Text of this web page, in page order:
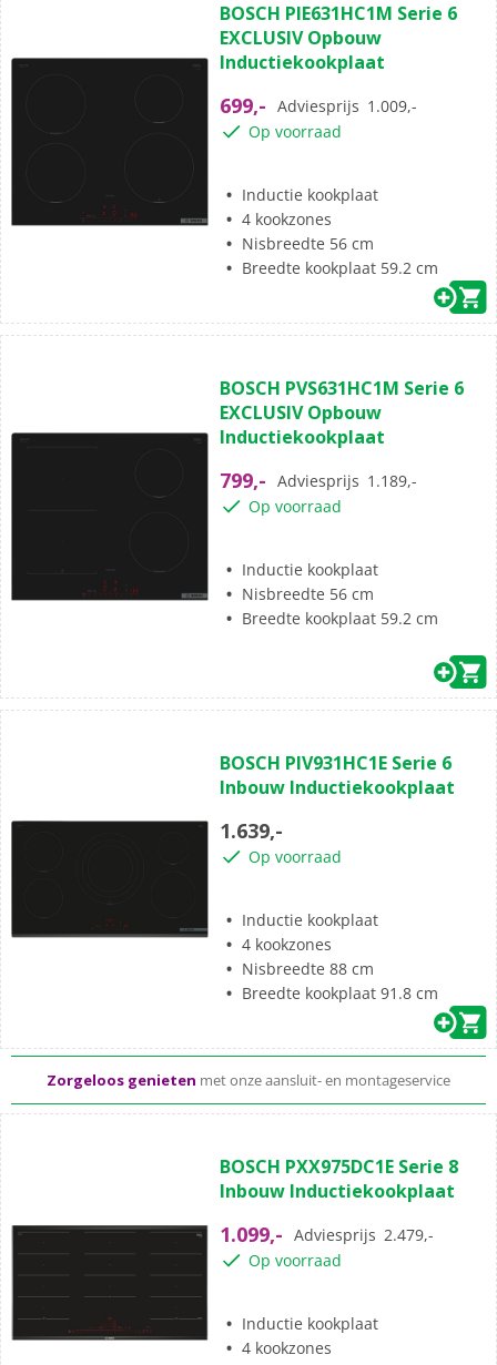
van
de
5
9
beoordelingen
BOSCH PIE631HC1M Serie 6
EXCLUSIV Opbouw
Inductiekookplaat
699,- Adviesprijs 1.009,-
Op voorraad
Inductie kookplaat
4 kookzones
Nisbreedte 56 cm
Breedte kookplaat 59.2 cm
van
de
5
4
beoordelingen
BOSCH PVS631HC1M Serie 6
EXCLUSIV Opbouw
Inductiekookplaat
799,- Adviesprijs 1.189,-
Op voorraad
Inductie kookplaat
Nisbreedte 56 cm
Breedte kookplaat 59.2 cm
van
de
sterren.
BOSCH PIV931HC1E Serie 6
Inbouw Inductiekookplaat
1.639,-
Op voorraad
Inductie kookplaat
4 kookzones
Nisbreedte 88 cm
Breedte kookplaat 91.8 cm
gratisthuisbezorgd vanaf 50,-
Zorgeloos genieten met onze aansluit- en montageservice
van
de
sterren.
43
BOSCH PXX975DC1E Serie 8
Inbouw Inductiekookplaat
1.099,- Adviesprijs 2.479,-
Op voorraad
Inductie kookplaat
4 kookzones